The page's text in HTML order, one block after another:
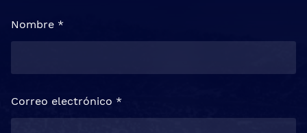
Nombre *
Correo electrónico *